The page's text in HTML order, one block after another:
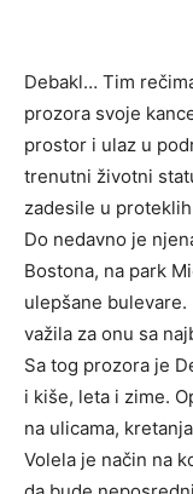
Debakl… Tim
prozora svoje
prostor i ulaz u
trenutni životni
zadesile u
Do nedavno je
Bostona, na park
ulepšane
važila za onu sa
Sa tog prozora je
i kiše, leta i zime.
na ulicama,
Volela je način na